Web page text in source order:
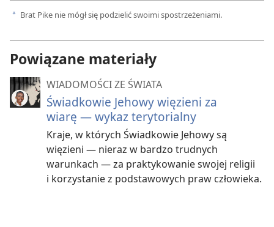
a Brat Pike nie mógł się podzielić swoimi spostrzeżeniami.
Powiązane materiały
WIADOMOŚCI ZE ŚWIATA
Świadkowie Jehowy więzieni za
wiarę — wykaz terytorialny
Kraje, w których Świadkowie Jehowy są
więzieni — nieraz w bardzo trudnych
warunkach — za praktykowanie swojej religii
i korzystanie z podstawowych praw człowieka.